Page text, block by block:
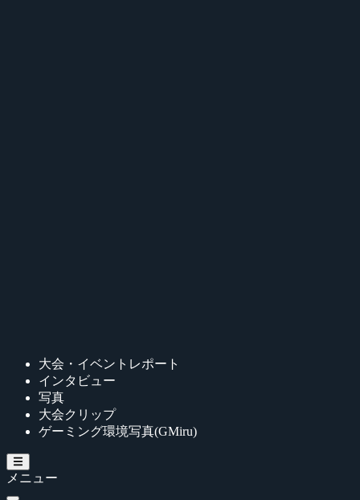
大会・イベントレポート
インタビュー
写真
大会クリップ
ゲーミング環境写真(GMiru)
メニュー